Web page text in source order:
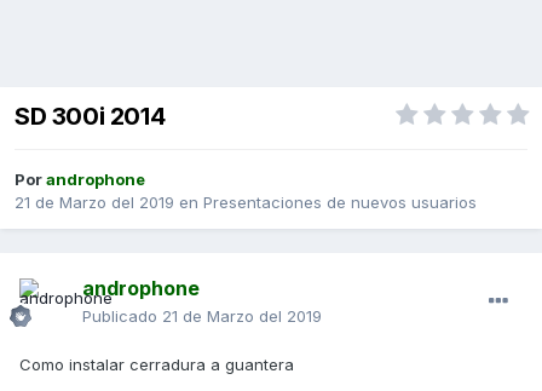
SD 300i 2014
Porandrophone
21 de Marzo del 2019 en Presentaciones de nuevos usuarios
androphone
Publicado 21 de Marzo del 2019
Como instalar cerradura a guantera